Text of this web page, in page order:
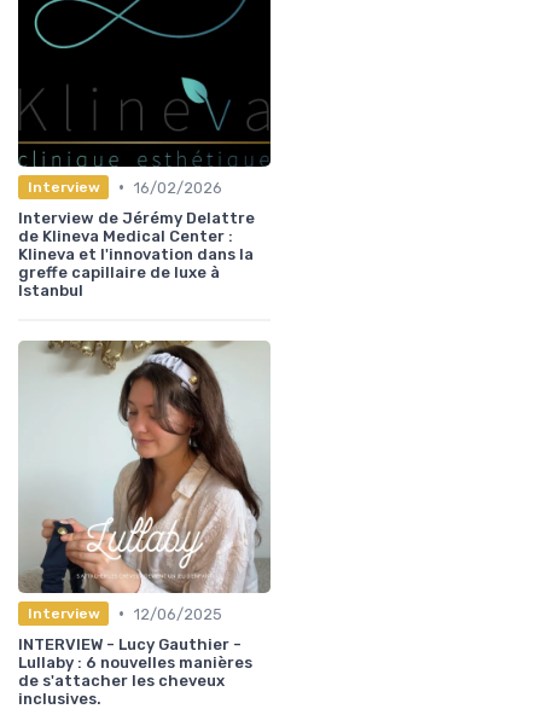
Interview • 16/02/2026
Interview de Jérémy Delattre
de Klineva Medical Center :
Klineva et l'innovation dans la
greffe capillaire de luxe à
Istanbul
Interview • 12/06/2025
INTERVIEW - Lucy Gauthier -
Lullaby : 6 nouvelles manières
de s'attacher les cheveux
inclusives.